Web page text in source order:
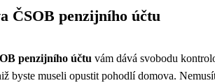
ČSOB penzijního účtu
penzijního účtu vám dává svobodu
byste museli opustit pohodlí domova.